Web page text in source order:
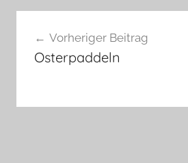
Vorheriger Beitrag
Osterpaddeln